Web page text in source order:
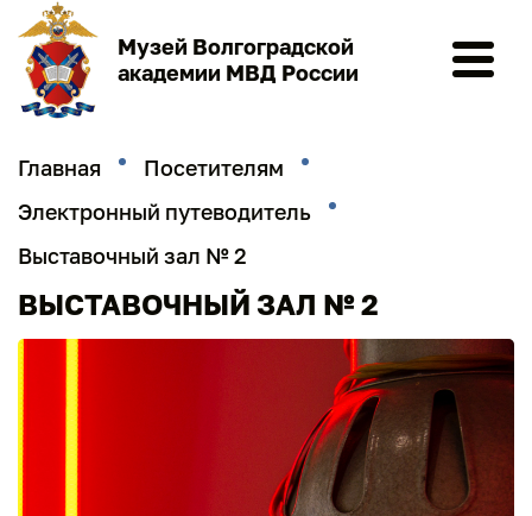
Музей Волгоградской
академии МВД России
Главная
Посетителям
Электронный путеводитель
Выставочный зал № 2
ВЫСТАВОЧНЫЙ ЗАЛ № 2